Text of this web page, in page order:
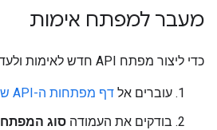
מעבר למפתח אימות
כדי ליצור מפתח API חדש לאימות ולעדכן את האפליקציות:
עוברים אל דף מפתחות ה-API של AI Studio
בודקים את העמודה סוג המפתח